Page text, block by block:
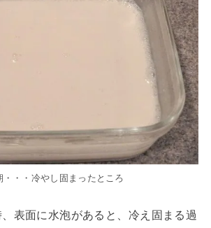
・・・冷やし固まったところ
表面に水泡があると、冷え固まる過